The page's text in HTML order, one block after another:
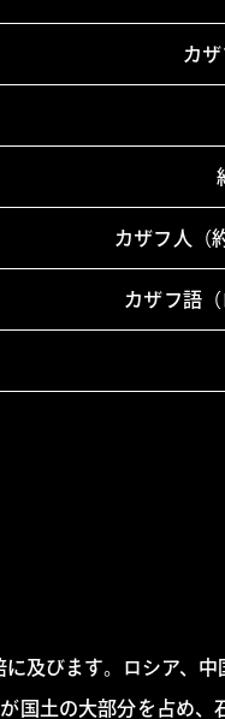
カ
カザフ人（
カザフ語（
及びます。ロシア、
国土の大部分を占め